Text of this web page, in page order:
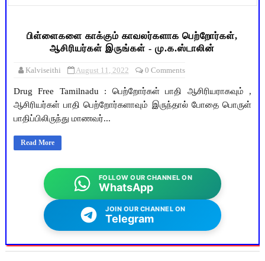
பிள்ளைகளை காக்கும் காவலர்களாக பெற்றோர்கள்,
ஆசிரியர்கள் இருங்கள் - மு.க.ஸ்டாலின்
Kalviseithi August 11, 2022 0 Comments
Drug Free Tamilnadu : பெற்றோர்கள் பாதி ஆசிரியராகவும் ,
ஆசிரியர்கள் பாதி பெற்றோர்களாவும் இருந்தால் போதை பொருள்
பாதிப்பிலிருந்து மாணவர்...
Read More
FOLLOW OUR CHANNEL ON
WhatsApp
JOIN OUR CHANNEL ON
Telegram